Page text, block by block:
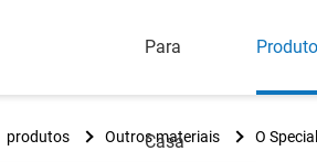
Para
Casa
produtos Outros materiais O